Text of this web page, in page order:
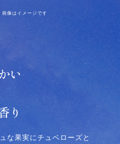
はイメージです
い
り
な果実に​チュベローズと